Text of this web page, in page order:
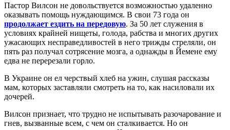
Пастор Вилсон не довольствуется возможностью удаленно
оказывать помощь нуждающимся. В свои 73 года он
продолжает ездить на передовую. За 50 лет служения в
условиях крайней нищеты, голода, рабства и многих других
ужасающих несправедливостей в него трижды стреляли, он
пять раз получал сотрясение мозга, а однажды в Йемене ему
едва не перерезали горло.
В Украине он ел черствый хлеб на ужин, слушая рассказы
мам, которых заставляли смотреть на то, как насиловали их
дочерей.
Вилсон признает, что трудно не испытывать разочарование и
гнев, вызванные всем, с чем он сталкивается. Но он